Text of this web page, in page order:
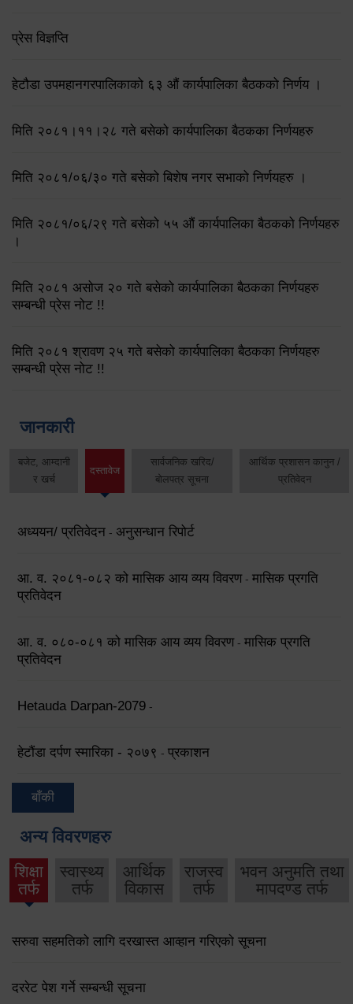
प्रेस विज्ञप्ति
हेटौडा उपमहानगरपालिकाको ६३ औं कार्यपालिका बैठकको निर्णय ।
मिति २०८१।११।२८ गते बसेको कार्यपालिका बैठकका निर्णयहरु
मिति २०८१/०६/३० गते बसेको बिशेष नगर सभाको निर्णयहरु ।
मिति २०८१/०६/२९ गते बसेको ५५ औं कार्यपालिका बैठकको निर्णयहरु
।
मिति २०८१ असोज २० गते बसेको कार्यपालिका बैठकका निर्णयहरु
सम्बन्धी प्रेस नोट !!
मिति २०८१ श्रावण २५ गते बसेको कार्यपालिका बैठकका निर्णयहरु
सम्बन्धी प्रेस नोट !!
जानकारी
बजेट, आम्दानी
र खर्च
दस्तावेज
सार्वजनिक खरिद/
बोलपत्र सूचना
आर्थिक प्रशासन कानुन /
प्रतिवेदन
अध्ययन/ प्रतिवेदन - अनुसन्धान रिपोर्ट
आ. व. २०८१-०८२ को मासिक आय व्यय विवरण - मासिक प्रगति
प्रतिवेदन
आ. व. ०८०-०८१ को मासिक आय व्यय विवरण - मासिक प्रगति
प्रतिवेदन
Hetauda Darpan-2079 -
हेटौंडा दर्पण स्मारिका - २०७९ - प्रकाशन
बाँकी
अन्य विवरणहरु
शिक्षा
तर्फ
स्वास्थ्य
तर्फ
आर्थिक
विकास
राजस्व
तर्फ
भवन अनुमति तथा
मापदण्ड तर्फ
सरुवा सहमतिको लागि दरखास्त आव्हान गरिएको सूचना
दररेट पेश गर्ने सम्बन्धी सूचना